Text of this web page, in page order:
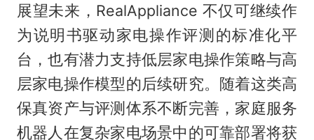
展望未来，RealAppliance 不仅可继续作
为说明书驱动家电操作评测的标准化平
台，也有潜力支持低层家电操作策略与高
层家电操作模型的后续研究。随着这类高
保真资产与评测体系不断完善，家庭服务
机器人在复杂家电场景中的可靠部署将获